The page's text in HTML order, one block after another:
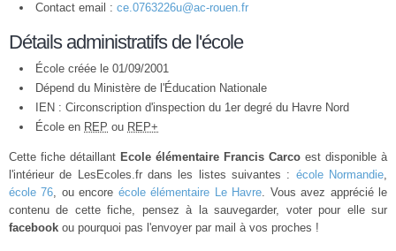
Contact email : ce.0763226u@ac-rouen.fr
Détails administratifs de l'école
École créée le 01/09/2001
Dépend du Ministère de l'Éducation Nationale
IEN : Circonscription d'inspection du 1er degré du Havre Nord
École en REP ou REP+
Cette fiche détaillant Ecole élémentaire Francis Carco est disponible à
l'intérieur de LesEcoles.fr dans les listes suivantes : école Normandie,
école 76, ou encore école élémentaire Le Havre. Vous avez apprécié le
contenu de cette fiche, pensez à la sauvegarder, voter pour elle sur
facebook ou pourquoi pas l'envoyer par mail à vos proches !